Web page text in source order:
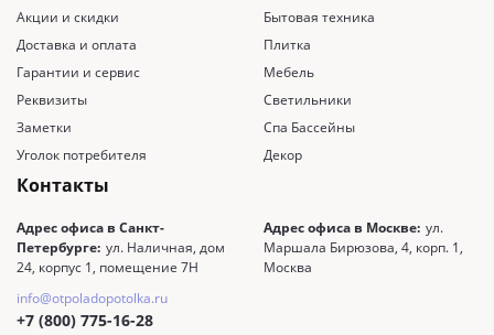
Акции и скидки
Доставка и оплата
Гарантии и сервис
Реквизиты
Заметки
Уголок потребителя
Бытовая техника
Плитка
Мебель
Светильники
Спа Бассейны
Декор
Контакты
Адрес офиса в Санкт-
Петербурге: ул. Наличная, дом
24, корпус 1, помещение 7Н
Адрес офиса в Москве: ул.
Маршала Бирюзова, 4, корп. 1,
Москва
info@otpoladopotolka.ru
+7 (800) 775-16-28